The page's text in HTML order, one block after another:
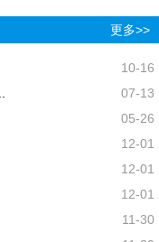
更多>>
10-16
07-13
05-26
12-01
12-01
12-01
11-30